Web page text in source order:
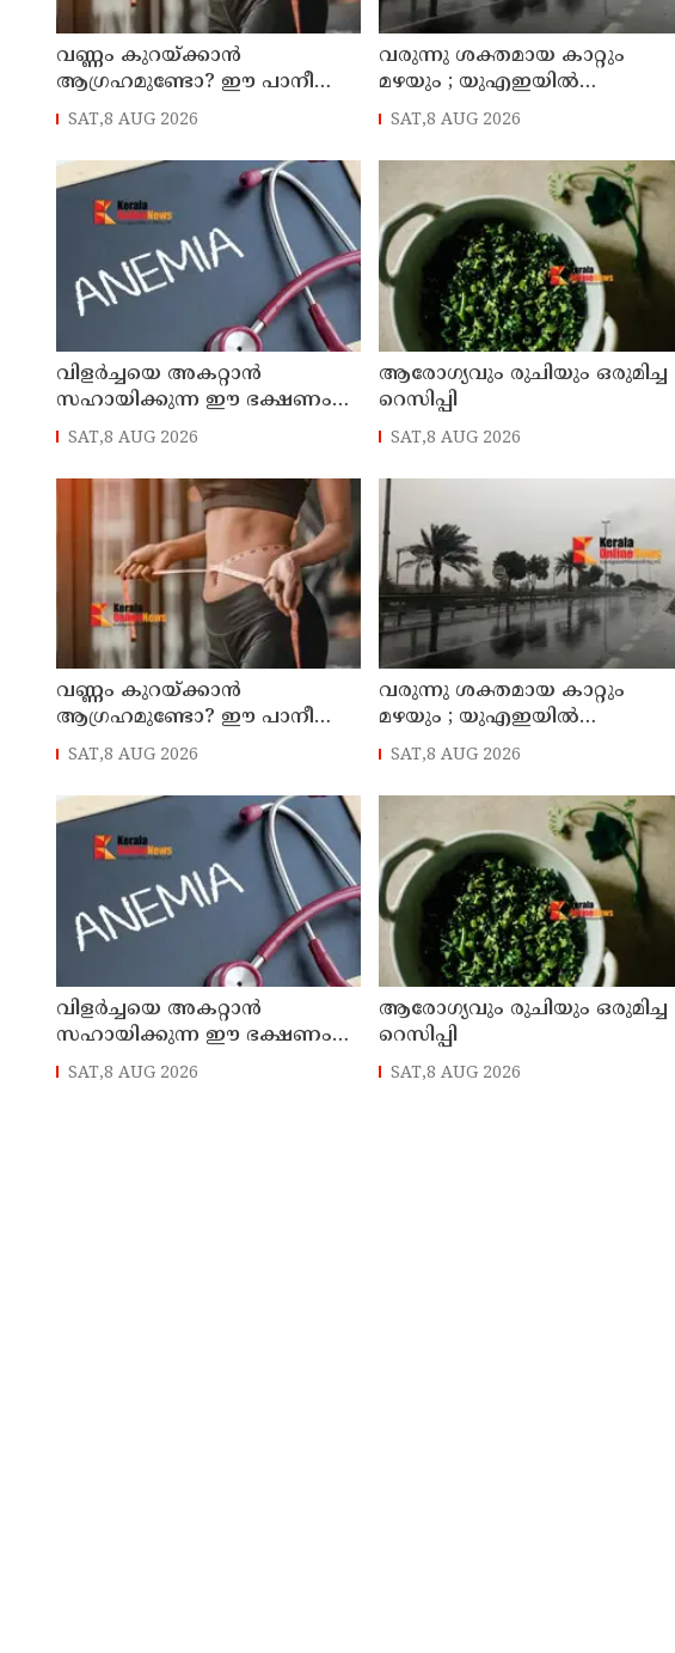
വണ്ണം കുറയ്ക്കാൻ
ആഗ്രഹമുണ്ടോ? ഈ പാനീയം
ഡയറ്റിൽ ഉൾപ്പെടുത്താം
SAT,8 AUG 2026
വരുന്നു ശക്തമായ കാറ്റും
മഴയും ; യുഎഇയില്‍
ചൊവ്വാഴ്ച വരെ അസ്ഥിര
SAT,8 AUG 2026
വിളർച്ചയെ അകറ്റാൻ
സഹായിക്കുന്ന ഈ ഭക്ഷണം
അറിയാമോ?
SAT,8 AUG 2026
ആരോഗ്യവും രുചിയും ഒരുമിച്ച
റെസിപ്പി
SAT,8 AUG 2026
വണ്ണം കുറയ്ക്കാൻ
ആഗ്രഹമുണ്ടോ? ഈ പാനീയം
ഡയറ്റിൽ ഉൾപ്പെടുത്താം
SAT,8 AUG 2026
വരുന്നു ശക്തമായ കാറ്റും
മഴയും ; യുഎഇയില്‍
ചൊവ്വാഴ്ച വരെ അസ്ഥിര
SAT,8 AUG 2026
വിളർച്ചയെ അകറ്റാൻ
സഹായിക്കുന്ന ഈ ഭക്ഷണം
അറിയാമോ?
SAT,8 AUG 2026
ആരോഗ്യവും രുചിയും ഒരുമിച്ച
റെസിപ്പി
SAT,8 AUG 2026